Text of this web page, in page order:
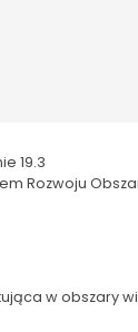
19.3
Rozwoju
w obszary